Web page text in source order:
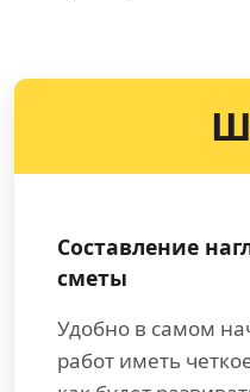
Составление
сметы
Удобно в самом
работ иметь